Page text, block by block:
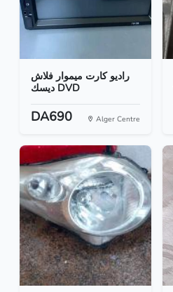
راديو كارت ميموار فلاش
ديسك DVD
DA690 Alger Centre